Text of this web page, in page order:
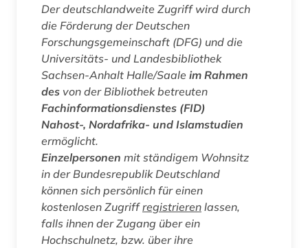
Der deutschlandweite Zugriff wird durch
die Förderung der Deutschen
Forschungsgemeinschaft (DFG) und die
Universitäts- und Landesbibliothek
Sachsen-Anhalt Halle/Saale im Rahmen
des von der Bibliothek betreuten
Fachinformationsdienstes (FID)
Nahost-, Nordafrika- und Islamstudien
ermöglicht.
Einzelpersonen mit ständigem Wohnsitz
in der Bundesrepublik Deutschland
können sich persönlich für einen
kostenlosen Zugriffregistrieren lassen,
falls ihnen der Zugang über ein
Hochschulnetz, bzw. über ihre